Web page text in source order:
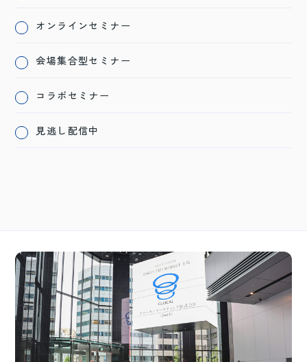
オンラインセミナー
会場集合型セミナー
コラボセミナー
見逃し配信中